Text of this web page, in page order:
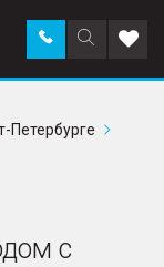
Поиск
по
Заказать
звонок в
Петербурге
с